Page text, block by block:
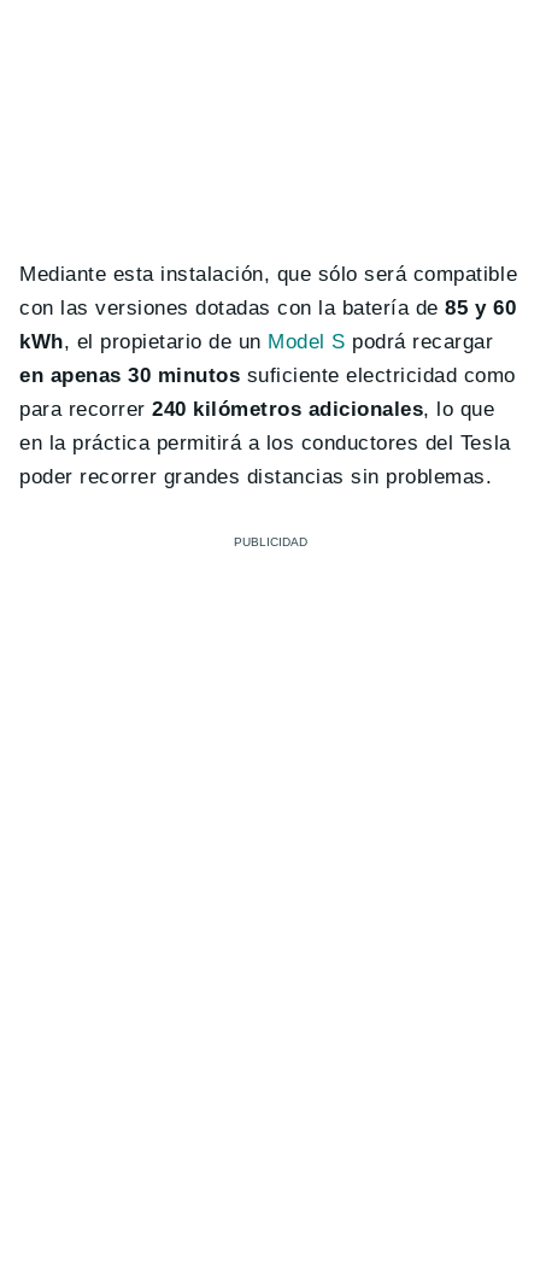
Mediante esta instalación, que sólo será compatible
con las versiones dotadas con la batería de85 y 60
kWh, el propietario de un Model S podrá recargar
en apenas 30 minutos suficiente electricidad como
para recorrer 240 kilómetros adicionales, lo que
en la práctica permitirá a los conductores del Tesla
poder recorrer grandes distancias sin problemas.